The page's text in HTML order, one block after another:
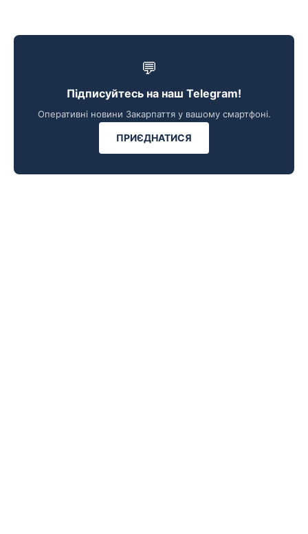
💬
Підписуйтесь на наш Telegram!
Оперативні новини Закарпаття у вашому смартфоні.
ПРИЄДНАТИСЯ